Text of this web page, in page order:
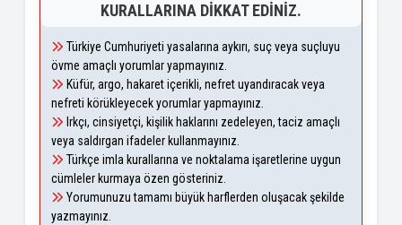
KURALLARINA DIKKAT EDINIZ.
Türkiye Cumhuriyeti yasalarına aykırı, suç veya suçluyu
övme amaçlı yorumlar yapmayınız.
Küfür, argo, hakaret içerikli, nefret uyandıracak veya
nefreti körükleyecek yorumlar yapmayınız.
Irkçı, cinsiyetçi, kişilik haklarını zedeleyen, taciz amaçlı
veya saldırgan ifadeler kullanmayınız.
Türkçe imla kurallarına ve noktalama işaretlerine uygun
cümleler kurmaya özen gösteriniz.
Yorumunuzu tamamı büyük harflerden oluşacak şekilde
yazmayınız.